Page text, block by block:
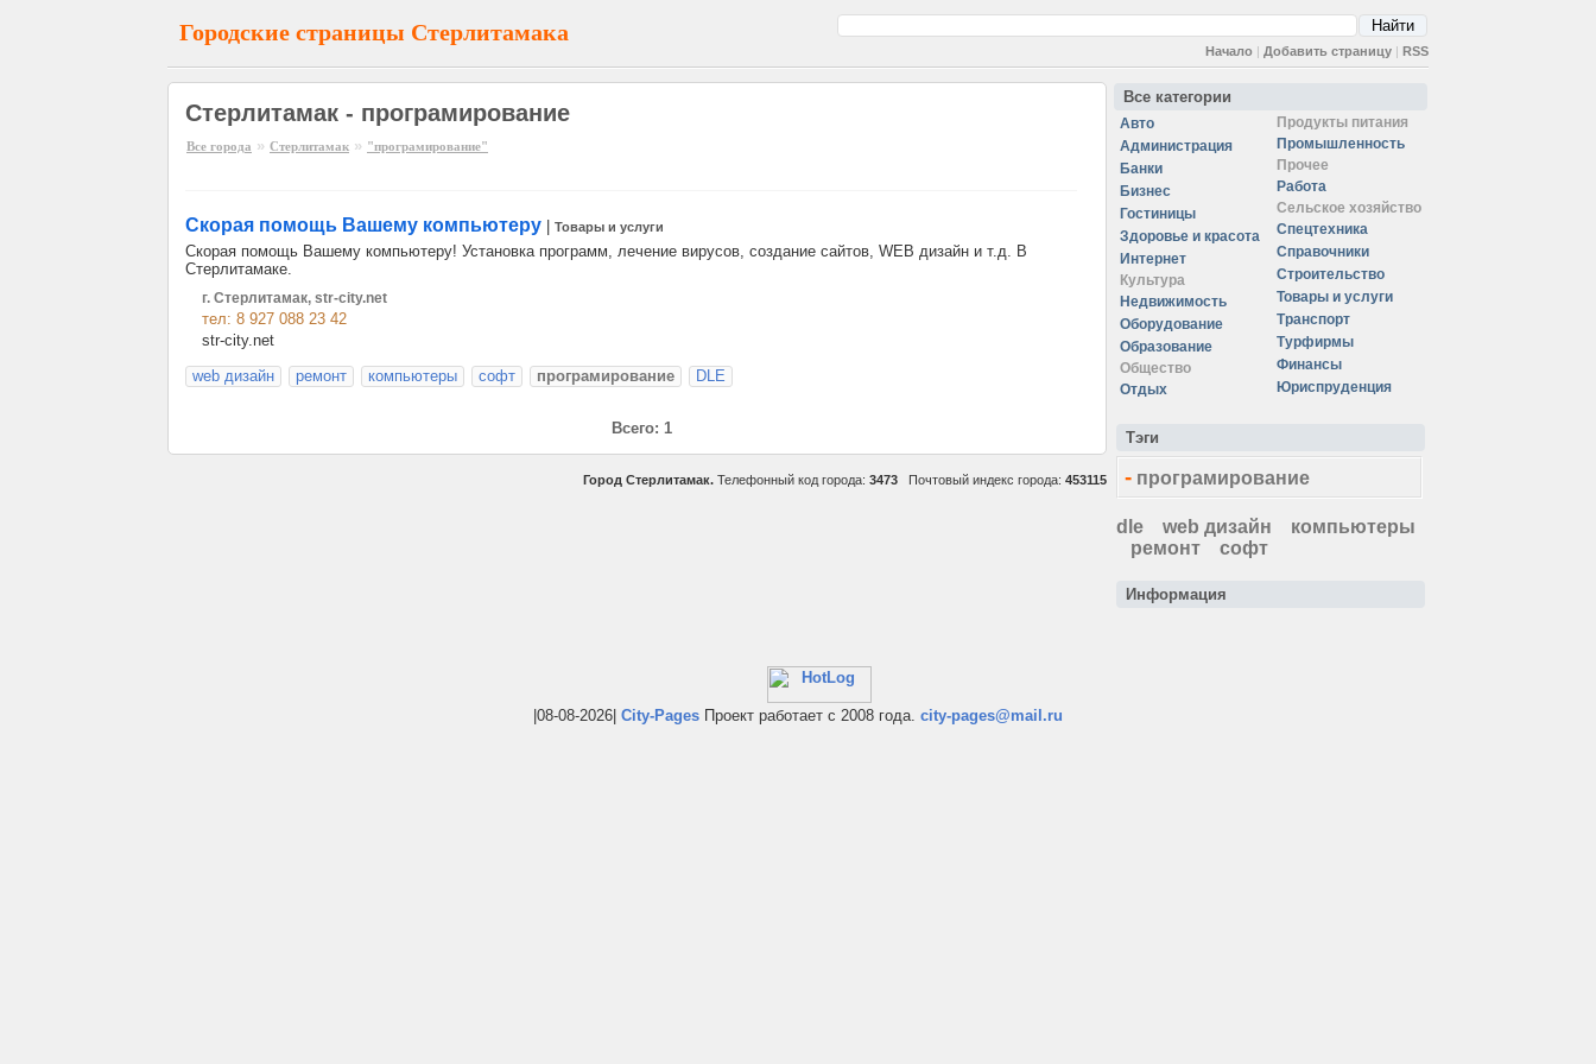
Городские страницы Стерлитамака
Начало | Добавить страницу | RSS
Стерлитамак - програмирование
Все города » Стерлитамак » "програмирование"
Скорая помощь Вашему компьютеру Товары и услуги
Скорая помощь Вашему компьютеру! Установка программ, лечение вирусов, создание сайтов, WEB дизайн и т.д. В
Стерлитамаке.
г. Стерлитамак, str-city.net
тел: 8 927 088 23 42
str-city.net
web дизайн
ремонт компьютеры софт програмирование DLE
Всего: 1
Город Стерлитамак. Телефонный код города: 3473 Почтовый индекс города: 453115
Все категории
Авто
Администрация
Банки
Бизнес
Гостиницы
Здоровье и красота
Интернет
Культура
Недвижимость
Оборудование
Образование
Общество
Отдых
Продукты питания
Промышленность
Прочее
Работа
Сельское хозяйство
Спецтехника
Справочники
Строительство
Товары и услуги
Транспорт
Турфирмы
Финансы
Юриспруденция
Тэги
- програмирование
dle web дизайн
компьютеры
ремонт
софт
Информация
|08-08-2026| City-Pages Проект работает с 2008 года. city-pages@mail.ru